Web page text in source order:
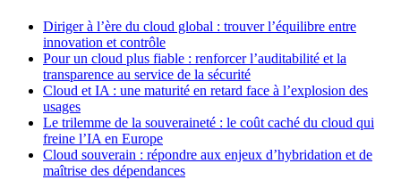
Diriger à l’ère du cloud global : trouver l’équilibre entre
innovation et contrôle
Pour un cloud plus fiable : renforcer l’auditabilité et la
transparence au service de la sécurité
Cloud et IA : une maturité en retard face à l’explosion des
usages
Le trilemme de la souveraineté : le coût caché du cloud qui
freine l’IA en Europe
Cloud souverain : répondre aux enjeux d’hybridation et de
maîtrise des dépendances